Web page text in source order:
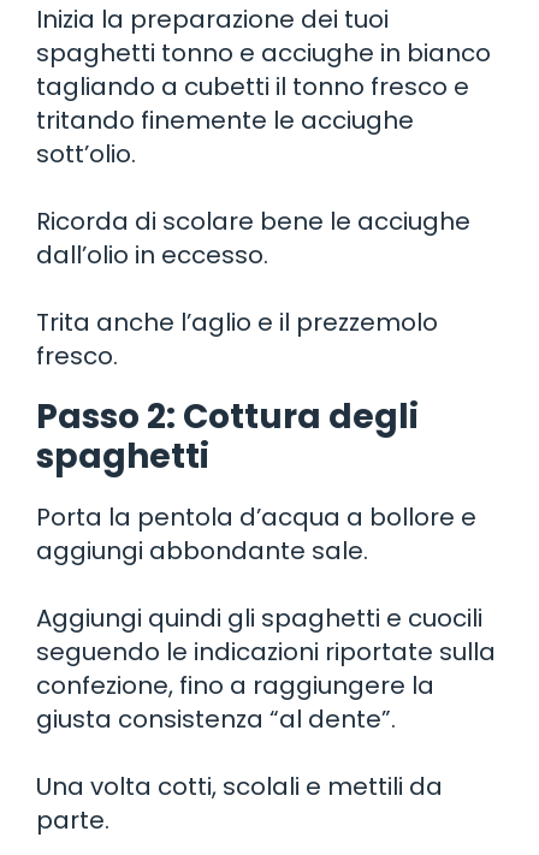
Inizia la preparazione dei tuoi
spaghetti tonno e acciughe in bianco
tagliando a cubetti il tonno fresco e
tritando finemente le acciughe
sott’olio.
Ricorda di scolare bene le acciughe
dall’olio in eccesso.
Trita anche l’aglio e il prezzemolo
fresco.
Passo 2: Cottura degli
spaghetti
Porta la pentola d’acqua a bollore e
aggiungi abbondante sale.
Aggiungi quindi gli spaghetti e cuocili
seguendo le indicazioni riportate sulla
confezione, fino a raggiungere la
giusta consistenza “al dente”.
Una volta cotti, scolali e mettili da
parte.